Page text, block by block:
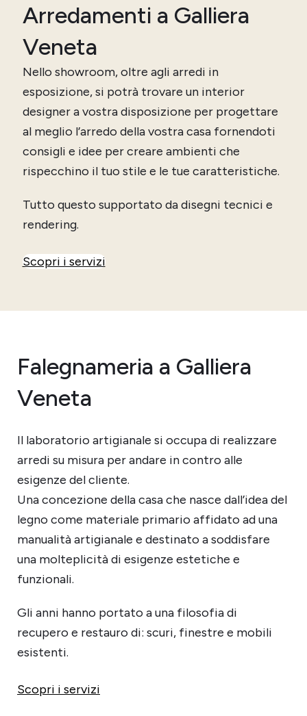
Arredamenti a Galliera
Veneta
Nello showroom, oltre agli arredi in
esposizione, si potrà trovare un interior
designer a vostra disposizione per progettare
al meglio l’arredo della vostra casa fornendoti
consigli e idee per creare ambienti che
rispecchino il tuo stile e le tue caratteristiche.
Tutto questo supportato da disegni tecnici e
rendering.
Scopri i servizi
Falegnameria a Galliera
Veneta
Il laboratorio artigianale si occupa di realizzare
arredi su misura per andare in contro alle
esigenze del cliente.
Una concezione della casa che nasce dall’idea del
legno come materiale primario affidato ad una
manualità artigianale e destinato a soddisfare
una molteplicità di esigenze estetiche e
funzionali.
Gli anni hanno portato a una filosofia di
recupero e restauro di: scuri, finestre e mobili
esistenti.
Scopri i servizi